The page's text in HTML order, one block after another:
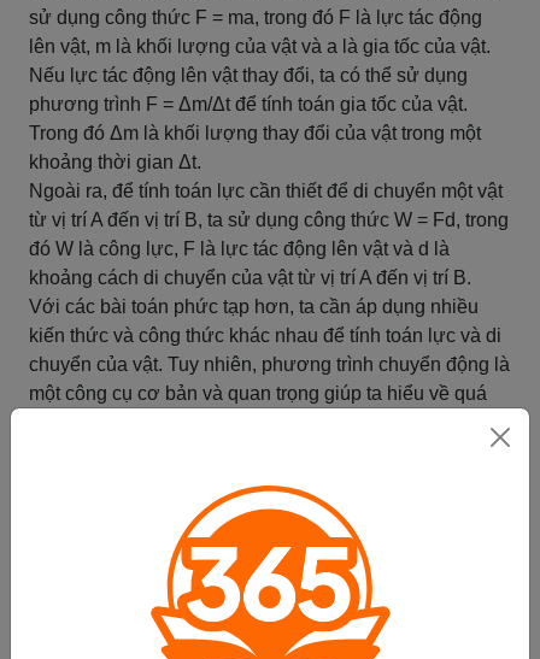
sử dụng công thức F = ma, trong đó F là lực tác động
lên vật, m là khối lượng của vật và a là gia tốc của vật.
Nếu lực tác động lên vật thay đổi, ta có thể sử dụng
phương trình F = Δm/Δt để tính toán gia tốc của vật.
Trong đó Δm là khối lượng thay đổi của vật trong một
khoảng thời gian Δt.
Ngoài ra, để tính toán lực cần thiết để di chuyển một vật
từ vị trí A đến vị trí B, ta sử dụng công thức W = Fd, trong
đó W là công lực, F là lực tác động lên vật và d là
khoảng cách di chuyển của vật từ vị trí A đến vị trí B.
Với các bài toán phức tạp hơn, ta cần áp dụng nhiều
kiến thức và công thức khác nhau để tính toán lực và di
chuyển của vật. Tuy nhiên, phương trình chuyển động là
một công cụ cơ bản và quan trọng giúp ta hiểu về quá
Thời gian và phương trình chuyển
Thời gian là một yếu tố quan trọng trong phương trình
chuyển động, vì nó ảnh hưởng đến vị trí, vận tốc và gia
tốc của một vật di chuyển. Phương trình chuyển động có